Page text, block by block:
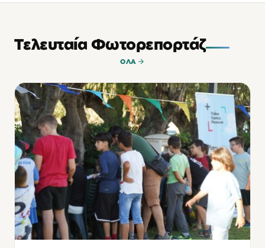
Τελευταία Φωτορεπορτάζ
ΌΛΑ